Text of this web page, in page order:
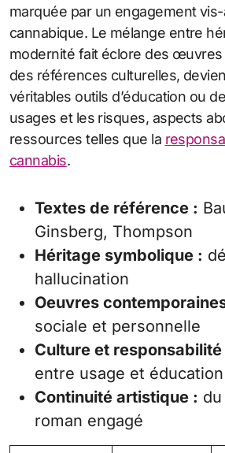
marquée par un engagement
cannabique. Le mélange entre
modernité fait éclore des œuvres
des références culturelles,
véritables outils d’éducation ou
usages et les risques, aspects
ressources telles que la
cannabis.
Textes de référence :
Ginsberg, Thompson
Héritage symbolique :
hallucination
Oeuvres
sociale et personnelle
Culture et responsabilité
entre usage et éducation
Continuité artistique :
roman engagé